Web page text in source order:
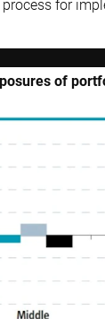
for
of